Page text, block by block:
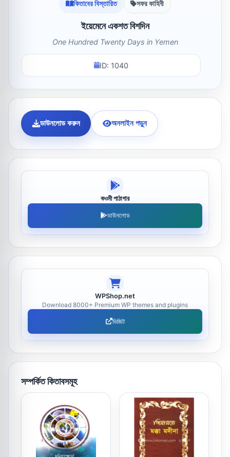
কিতাবের বিস্তারিত সফর কাহিনী
ইয়েমেনে একশত বিশদিন
One Hundred Twenty Days in Yemen
ID: 1040
ডাউনলোড করুন অনলাইন পড়ুন
কওমী পাঠাগার
ডাউনলোড
WPShop.net
Download 8000+ Premium WP themes and plugins
ভিজিট
সম্পর্কিত কিতাবসমূহ